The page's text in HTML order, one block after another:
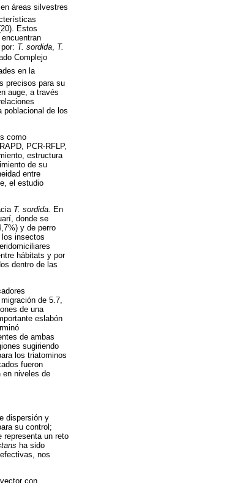
áreas silvestres
Estos
T. sordida T.
Complejo
en la
precisos para su
auge, a través
poblacional de los
como
PCR-RFLP,
estructura
de su
entre
el estudio
T. sordida. En
donde se
y de perro
insectos
hábitats y por
dentro de las
de 5.7,
de una
eslabón
de ambas
sugiriendo
los triatominos
fueron
en niveles de
dispersión y
su control;
representa un reto
ha sido
nos
con